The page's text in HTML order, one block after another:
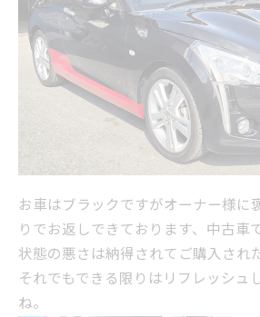
お車はブラックですがオーナー様に
りでお返しできております、中古車
状態の悪さは納得されてご購入され
それでもできる限りはリフレッシュ
ね。